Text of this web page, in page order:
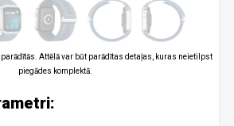
parādītās. Attēlā var būt parādītas detaļas, kuras neietilpst
piegādes komplektā.